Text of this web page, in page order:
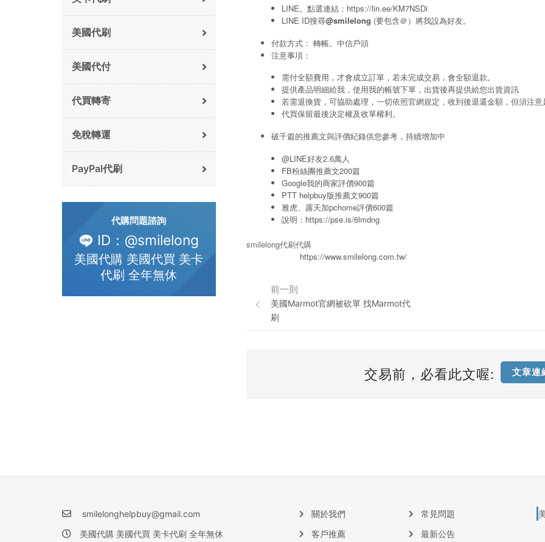
LINE。點選連結： https://lin.ee/KM7NSDi
LINE ID搜尋@smilelong (要包含＠）將我設為好友。
付款方式： 轉帳。中信戶頭
注意事項：
需付全額費用，才會成立訂單，若未完成交易，會全額退款。
提供產品明細給我，使用我的帳號下單，出貨後再提供給您出貨資訊
若需退換貨，可協助處理，一切依照官網規定，收到後退還金額，但須注
代買保留最後決定權及收單權利。
破千篇的推薦文與評價紀錄供您參考，持續增加中
@LINE好友2.6萬人
FB粉絲團推薦文200篇
Google我的商家評價900篇
PTT helpbuy版推薦文900篇
雅虎、露天加pchome評價600篇
說明： https://pse.is/6lmdng
smilelong代刷代購
https://www.smilelong.com.tw/
前一則
美國Marmot官網被砍單 找Marmot代
刷
交易前，必看此文喔: 文章連
美國代刷
美國代付
代買轉寄
免稅轉運
PayPal代刷
代購問題諮詢
ID：@smilelong
美國代購 美國代買 美卡
代刷 全年無休
smilelonghelpbuy@gmail.com
美國代購 美國代買 美卡代刷 全年無休
關於我們
客戶推薦
常見問題
最新公告